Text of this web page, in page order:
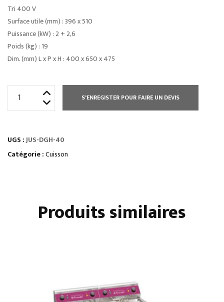
Tri 400 V
Surface utile (mm) : 396 x 510
Puissance (kW) : 2 + 2,6
Poids (kg) : 19
Dim. (mm) L x P x H : 400 x 650 x 475
SNACKER
gamme
S'ENREGISTER POUR FAIRE UN DEVIS
UGS :JUS-DGH-40
Catégorie :Cuisson
Produits similaires